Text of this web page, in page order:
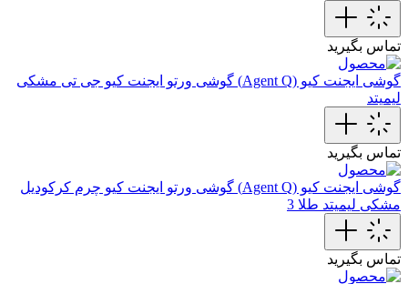
تماس بگیرید
گوشی ایجنت کیو (Agent Q)
گوشی ورتو ایجنت کیو جی تی مشکی
لیمیتد
تماس بگیرید
گوشی ایجنت کیو (Agent Q)
گوشی ورتو ایجنت کیو چرم کرکودیل
مشکی لیمیتد طلا 3
تماس بگیرید